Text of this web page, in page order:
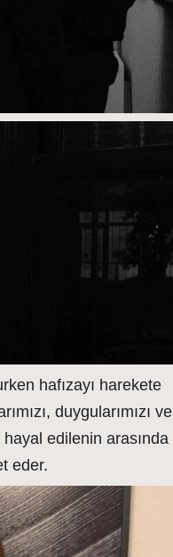
hafızayı harekete
duygularımızı ve
edilenin arasında
eder.